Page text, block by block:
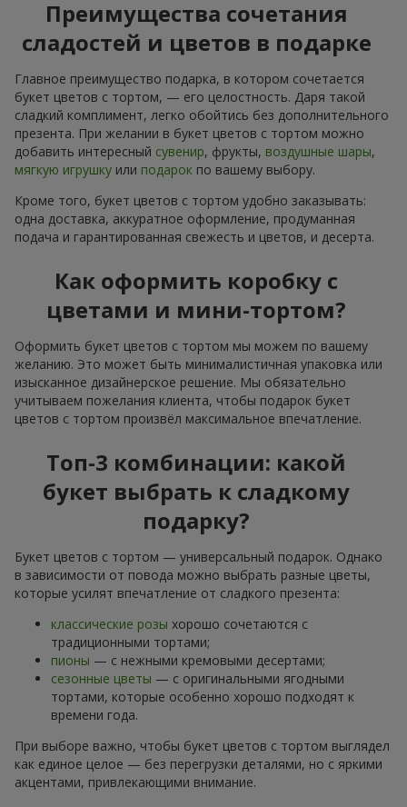
Преимущества сочетания
сладостей и цветов в подарке
Главное преимущество подарка, в котором сочетается
букет цветов с тортом, — его целостность. Даря такой
сладкий комплимент, легко обойтись без дополнительного
презента. При желании в букет цветов с тортом можно
добавить интересный сувенир, фрукты, воздушные шары,
мягкую игрушку или подарок по вашему выбору.
Кроме того, букет цветов с тортом удобно заказывать:
одна доставка, аккуратное оформление, продуманная
подача и гарантированная свежесть и цветов, и десерта.
Как оформить коробку с
цветами и мини-тортом?
Оформить букет цветов с тортом мы можем по вашему
желанию. Это может быть минималистичная упаковка или
изысканное дизайнерское решение. Мы обязательно
учитываем пожелания клиента, чтобы подарок букет
цветов с тортом произвёл максимальное впечатление.
Топ-3 комбинации: какой
букет выбрать к сладкому
подарку?
Букет цветов с тортом — универсальный подарок. Однако
в зависимости от повода можно выбрать разные цветы,
которые усилят впечатление от сладкого презента:
классические розы хорошо сочетаются с
традиционными тортами;
пионы — с нежными кремовыми десертами;
сезонные цветы — с оригинальными ягодными
тортами, которые особенно хорошо подходят к
времени года.
При выборе важно, чтобы букет цветов с тортом выглядел
как единое целое — без перегрузки деталями, но с яркими
акцентами, привлекающими внимание.